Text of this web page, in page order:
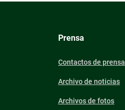
Prensa
Contactos de prensa
Archivo de noticias
Archivos de fotos